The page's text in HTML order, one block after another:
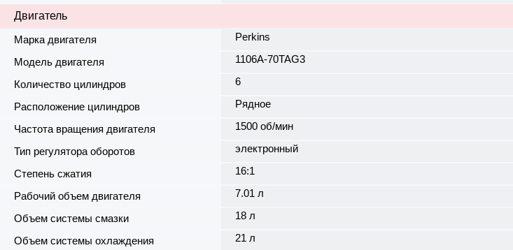
Двигатель
Марка двигателя
Perkins
Модель двигателя 1106A-70TAG3
Количество цилиндров 6
Расположение цилиндров Рядное
Частота вращения двигателя 1500 об/мин
Тип регулятора оборотов электронный
Степень сжатия 16:1
Рабочий объем двигателя 7.01 л
Объем системы смазки 18 л
Объем системы охлаждения 21 л